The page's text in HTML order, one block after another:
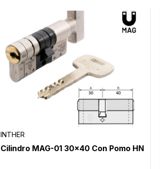
INTHER
Cilindro MAG-01 30x40 Con Pomo HN